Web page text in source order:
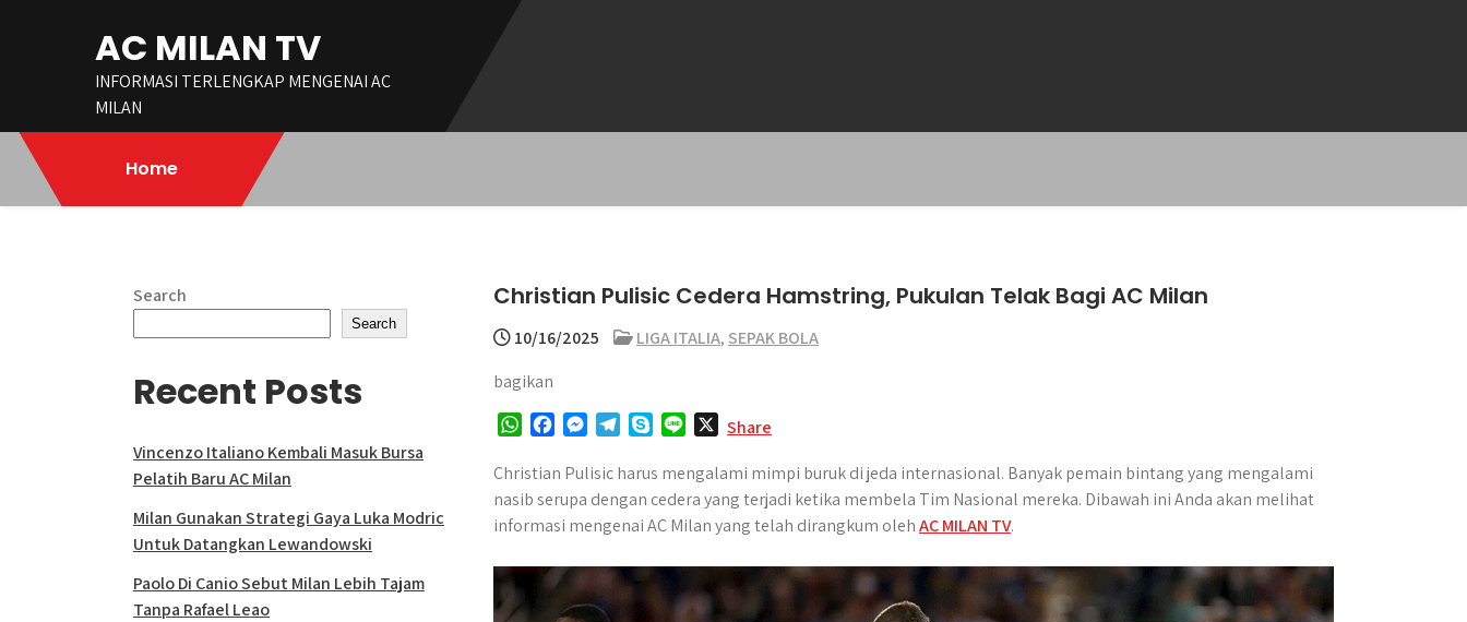
AC MILAN TV
INFORMASI TERLENGKAP MENGENAI AC
MILAN
Home
Christian Pulisic Cedera Hamstring, Pukulan Telak Bagi AC Milan
10/16/2025 LIGA ITALIA, SEPAK BOLA
bagikan
W
a
t
s
p
c
e
b
o
k
s
s
e
g
e
l
e
g
a
m
y
p
e
n
e
Share
Christian Pulisic harus mengalami mimpi buruk di jeda internasional. Banyak pemain bintang yang mengalami
nasib serupa dengan cedera yang terjadi ketika membela Tim Nasional mereka. Dibawah ini Anda akan melihat
informasi mengenai AC Milan yang telah dirangkum olehAC MILAN TV.
Search
Search
Recent Posts
Vincenzo Italiano Kembali Masuk Bursa
Pelatih Baru AC Milan
Milan Gunakan Strategi Gaya Luka Modric
Untuk Datangkan Lewandowski
Paolo Di Canio Sebut Milan Lebih Tajam
Tanpa Rafael Leao